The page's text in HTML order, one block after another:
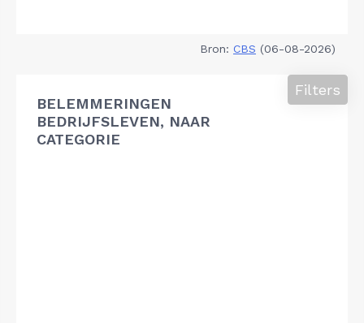
Bron: CBS (06-08-2026)
BELEMMERINGEN
BEDRIJFSLEVEN, NAAR
CATEGORIE
Filters